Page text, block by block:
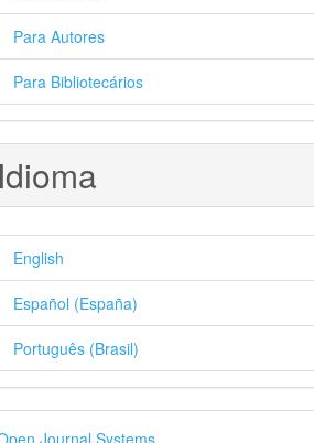
Para Autores
Para Bibliotecários
English
Español (España)
Português (Brasil)
Journal Systems